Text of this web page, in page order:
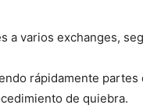
a varios exchanges,
rápidamente partes
de quiebra.